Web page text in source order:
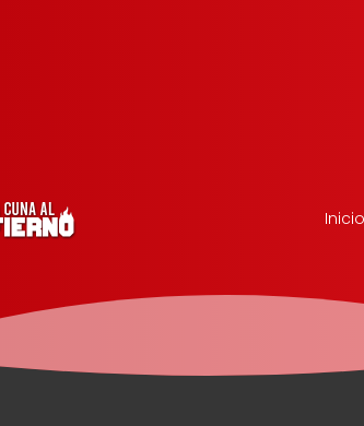
Inicio